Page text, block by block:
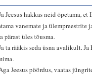
Jeesus hakkas neid õpetama,
vanemate ja
pärast üles tõusma.
ta rääkis seda üsna avalikult.
Jeesus pöördus, vaatas